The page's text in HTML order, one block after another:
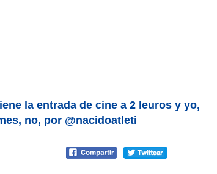
la entrada de cine a 2 leuros y yo,
no, por @nacidoatleti